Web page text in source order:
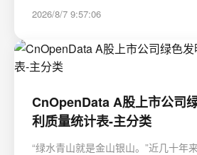
选器与全图表组件的数据联动。通过
2026/8/7 9:57:06
CnOpenData A股上市公司
利质量统计表-主分类
“绿水青山就是金山银山。”近几十年